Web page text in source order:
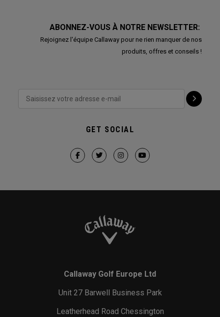
ABONNEZ-VOUS À NOTRE NEWSLETTER:
Rejoignez l'équipe Callaway pour ne rien manquer de nos
produits, offres et conseils !
GET SOCIAL
Callaway Golf Europe Ltd
Unit 27 Barwell Business Park
Leatherhead Road Chessington